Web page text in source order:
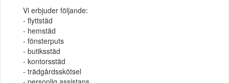
Vi erbjuder följande:
- flyttstäd
- hemstäd
- fönsterputs
- butiksstäd
- kontorsstäd
- trädgårdsskötsel